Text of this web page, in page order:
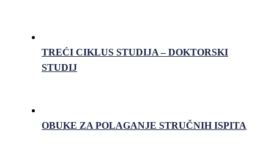
TREĆI CIKLUS STUDIJA – DOKTORSKI
STUDIJ
OBUKE ZA POLAGANJE STRUČNIH ISPITA